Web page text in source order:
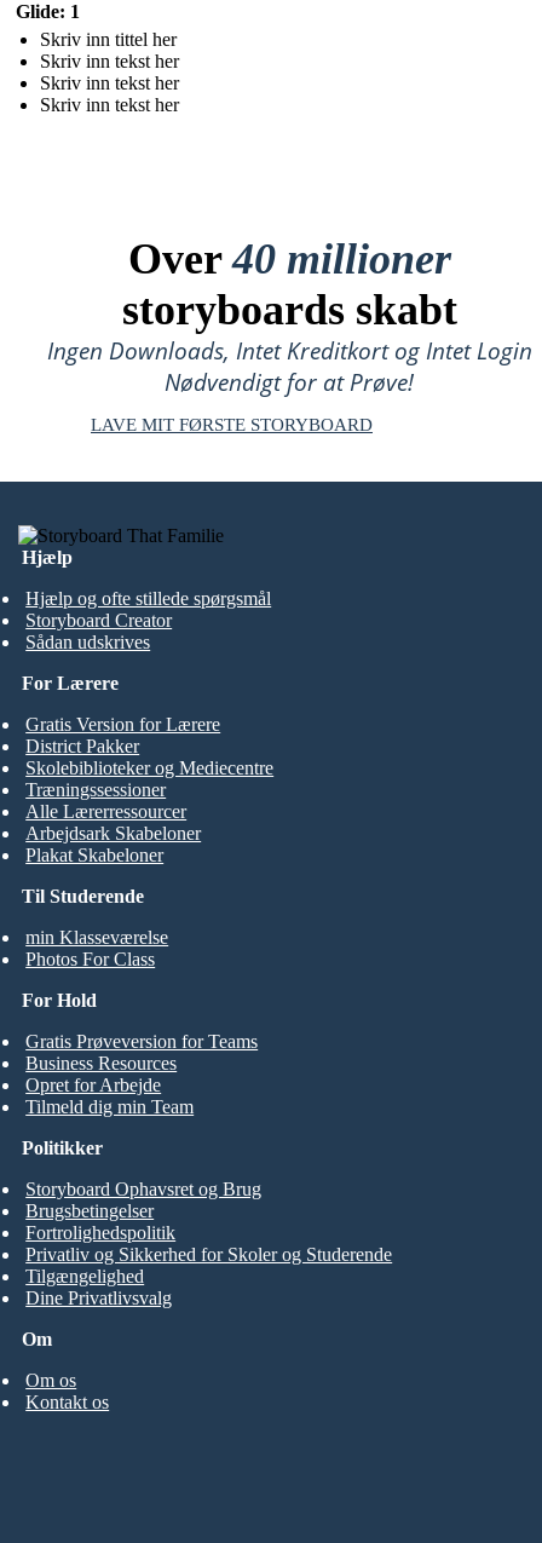
Glide: 1
Skriv inn tittel her
Skriv inn tekst her
Skriv inn tekst her
Skriv inn tekst her
Over40 millioner
storyboards skabt
Ingen Downloads, Intet Kreditkort og Intet Login
Nødvendigt for at Prøve!
LAVE MIT FØRSTE STORYBOARD
Hjælp
Hjælp og ofte stillede spørgsmål
Storyboard Creator
Sådan udskrives
Til Studerende
min Klasseværelse
Photos For Class
For Lærere
Gratis Version for Lærere
District Pakker
Skolebiblioteker og Mediecentre
Træningssessioner
Alle Lærerressourcer
Arbejdsark Skabeloner
Plakat Skabeloner
For Hold
Gratis Prøveversion for Teams
Business Resources
Opret for Arbejde
Tilmeld dig min Team
Om
Om os
Kontakt os
Politikker
Storyboard Ophavsret og Brug
Brugsbetingelser
Fortrolighedspolitik
Privatliv og Sikkerhed for Skoler og Studerende
Tilgængelighed
Dine Privatlivsvalg